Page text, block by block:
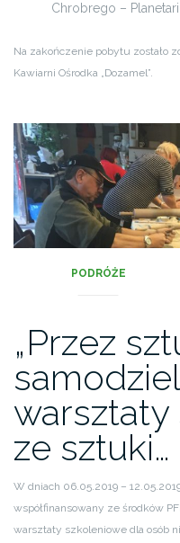
Chrobrego –
Na zakończenie pobytu zostało
Kawiarni Ośrodka „Dozamel”.
PODRÓŻE
„Przez
ze sztuki…
W dniach 06.05.2019 –
współfinansowany ze środków
warsztaty szkoleniowe dla osób